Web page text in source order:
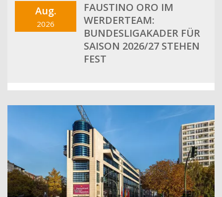
Aug.
2026
FAUSTINO ORO IM
WERDERTEAM:
BUNDESLIGAKADER FÜR
SAISON 2026/27 STEHEN
FEST